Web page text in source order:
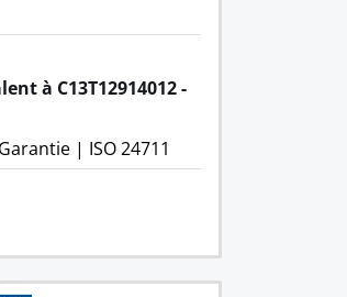
à C13T12914012 -
| ISO 24711